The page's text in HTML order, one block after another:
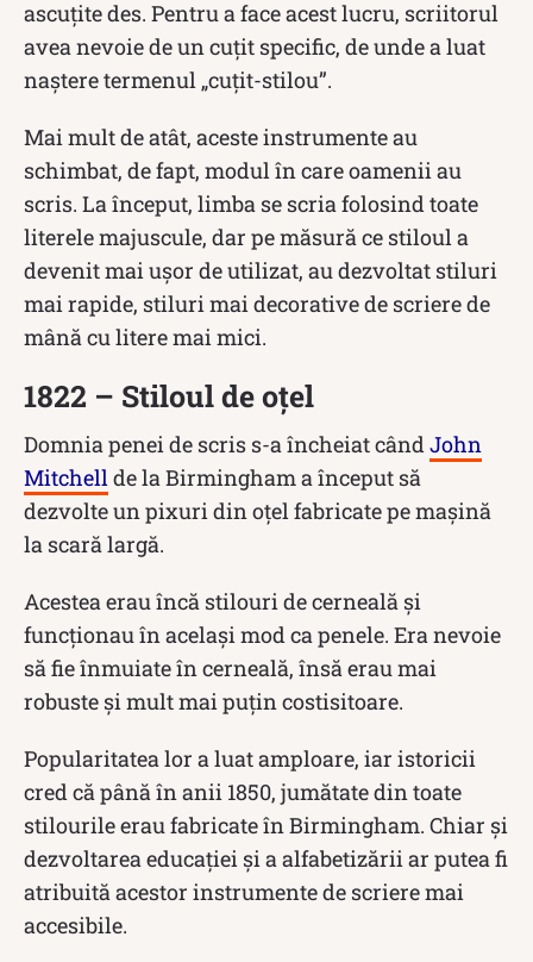
ascuțite des. Pentru a face acest lucru, scriitorul
avea nevoie de un cuțit specific, de unde a luat
naștere termenul „cuțit-stilou”.
Mai mult de atât, aceste instrumente au
schimbat, de fapt, modul în care oamenii au
scris. La început, limba se scria folosind toate
literele majuscule, dar pe măsură ce stiloul a
devenit mai ușor de utilizat, au dezvoltat stiluri
mai rapide, stiluri mai decorative de scriere de
mână cu litere mai mici.
1822 – Stiloul de oțel
Domnia penei de scris s-a încheiat când John
Mitchell de la Birmingham a început să
dezvolte un pixuri din oțel fabricate pe mașină
la scară largă.
Acestea erau încă stilouri de cerneală și
funcționau în același mod ca penele. Era nevoie
să fie înmuiate în cerneală, însă erau mai
robuste și mult mai puțin costisitoare.
Popularitatea lor a luat amploare, iar istoricii
cred că până în anii 1850, jumătate din toate
stilourile erau fabricate în Birmingham. Chiar și
dezvoltarea educației și a alfabetizării ar putea fi
atribuită acestor instrumente de scriere mai
accesibile.